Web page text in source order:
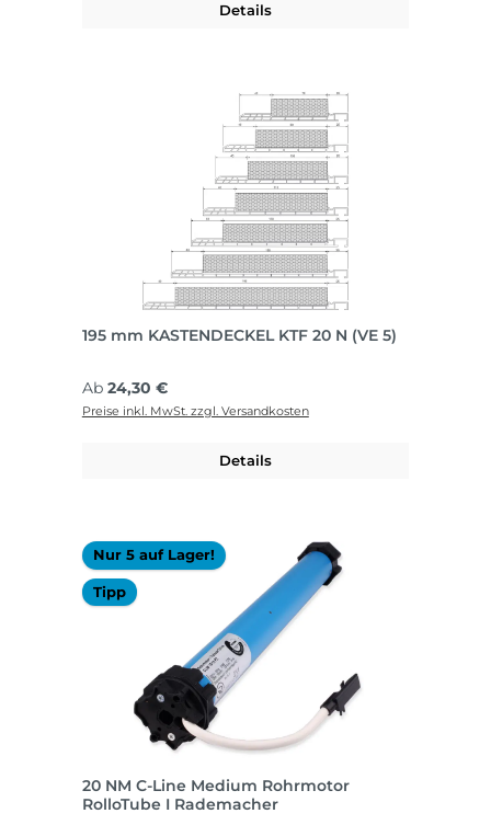
Details
195 mm KASTENDECKEL KTF 20 N (VE 5)
Regulärer Preis:
Ab 24,30 €
Preise inkl. MwSt. zzgl. Versandkosten
Details
Nur 5 auf Lager!
Tipp
20 NM C-Line Medium Rohrmotor
RolloTube I Rademacher